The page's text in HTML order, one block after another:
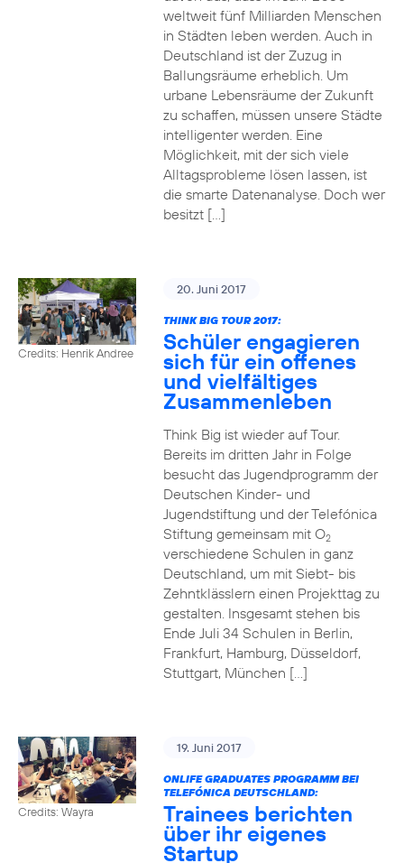
weltweit fünf Milliarden Menschen
in Städten leben werden. Auch in
Deutschland ist der Zuzug in
Ballungsräume erheblich. Um
urbane Lebensräume der Zukunft
zu schaffen, müssen unsere Städte
intelligenter werden. Eine
Möglichkeit, mit der sich viele
Alltagsprobleme lösen lassen, ist
die smarte Datenanalyse. Doch wer
besitzt […]
Credits: Henrik Andree
20. Juni 2017
THINK BIG TOUR 2017:
Schüler engagieren
sich für ein offenes
und vielfältiges
Zusammenleben
Think Big ist wieder auf Tour.
Bereits im dritten Jahr in Folge
besucht das Jugendprogramm der
Deutschen Kinder- und
Jugendstiftung und der Telefónica
Stiftung gemeinsam mit O2
verschiedene Schulen in ganz
Deutschland, um mit Siebt- bis
Zehntklässlern einen Projekttag zu
gestalten. Insgesamt stehen bis
Ende Juli 34 Schulen in Berlin,
Frankfurt, Hamburg, Düsseldorf,
Stuttgart, München […]
Credits: Wayra
19. Juni 2017
ONLIFE GRADUATES PROGRAMM BEI
TELEFÓNICA DEUTSCHLAND:
Trainees berichten
über ihr eigenes
Startup